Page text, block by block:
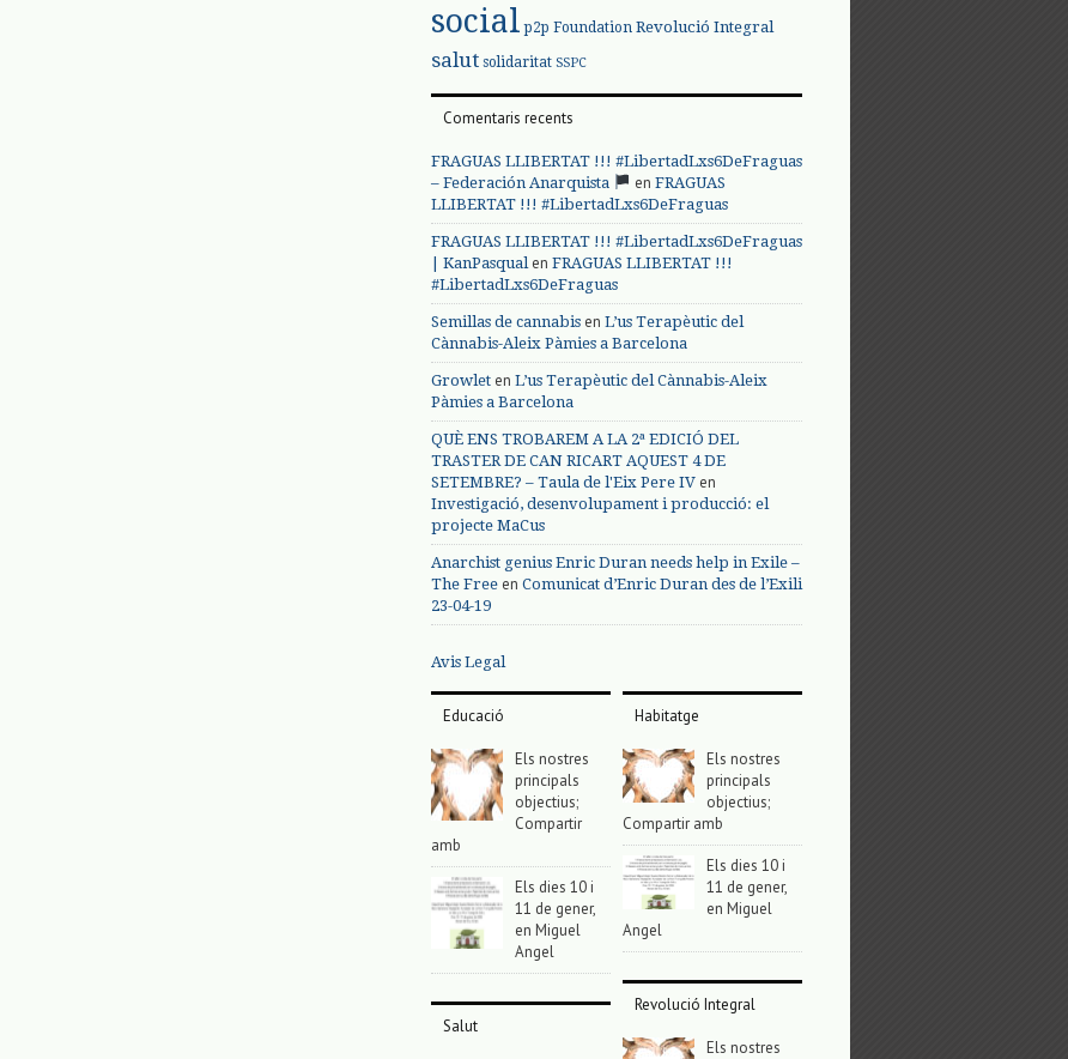
social p2p Foundation Revolució Integral
salut solidaritat SSPC
Comentaris recents
FRAGUAS LLIBERTAT !!! #LibertadLxs6DeFraguas
– Federación Anarquista
en FRAGUAS
LLIBERTAT !!! #LibertadLxs6DeFraguas
FRAGUAS LLIBERTAT !!! #LibertadLxs6DeFraguas
| KanPasqualen FRAGUAS LLIBERTAT !!!
#LibertadLxs6DeFraguas
Semillas de cannabis en L’us Terapèutic del
Cànnabis-Aleix Pàmies a Barcelona
Growlet en L’us Terapèutic del Cànnabis-Aleix
Pàmies a Barcelona
QUÈ ENS TROBAREM A LA 2ª EDICIÓ DEL
TRASTER DE CAN RICART AQUEST 4 DE
SETEMBRE? – Taula de l'Eix Pere IV en
Investigació, desenvolupament i producció: el
projecte MaCus
Anarchist genius Enric Duran needs help in Exile –
The Free en Comunicat d’Enric Duran des de l’Exili
23-04-19
Avis Legal
Educació
Els nostres
principals
objectius;
Compartir
amb
Els dies 10 i
11 de gener,
en Miguel
Angel
Salut
Habitatge
Els nostres
principals
objectius;
Compartir amb
Els dies 10 i
11 de gener,
en Miguel
Angel
Revolució Integral
Els nostres